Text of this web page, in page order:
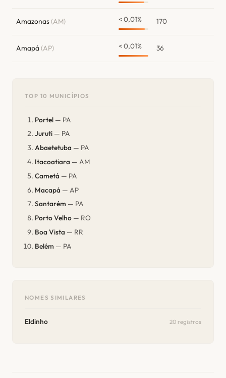
Amazonas(AM) < 0,01% 170
Amapá (AP) < 0,01% 36
TOP 10 MUNICÍPIOS
Portel — PA
Juruti — PA
Abaetetuba — PA
Itacoatiara — AM
Cametá — PA
Macapá — AP
Santarém — PA
Porto Velho — RO
Boa Vista — RR
Belém — PA
NOMES SIMILARES
Eldinho 20 registros